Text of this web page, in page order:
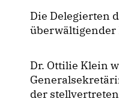
Die Delegierten
überwältigender
Dr. Ottilie Klein
der